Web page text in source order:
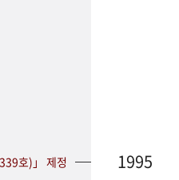
호)」 제정 1995